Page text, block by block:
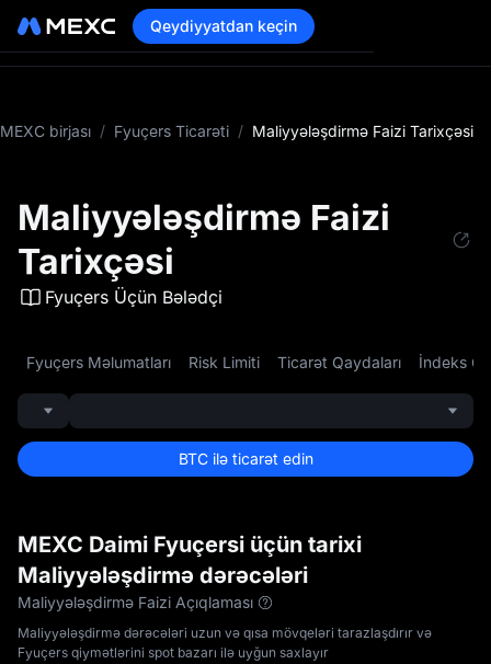
Qeydiyyatdan keçin
MEXC birjası / Fyuçers Ticarəti / Maliyyələşdirmə Faizi Tarixçəsi
Maliyyələşdirmə Faizi
Tarixçəsi
Fyuçers Üçün Bələdçi
Fyuçers Məlumatları Risk Limiti Ticarət Qaydaları İndeks
BTC ilə ticarət edin
MEXC Daimi Fyuçersi üçün tarixi
Maliyyələşdirmə dərəcələri
Maliyyələşdirmə Faizi Açıqlaması
Maliyyələşdirmə dərəcələri uzun və qısa mövqeləri tarazlaşdırır və
Fyuçers qiymətlərini spot bazarı ilə uyğun saxlayır